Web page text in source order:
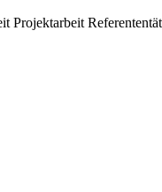
Projektarbeit